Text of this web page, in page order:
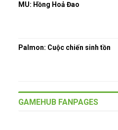
MU: Hồng Hoả Đao
Palmon: Cuộc chiến sinh tồn
GAMEHUB FANPAGES